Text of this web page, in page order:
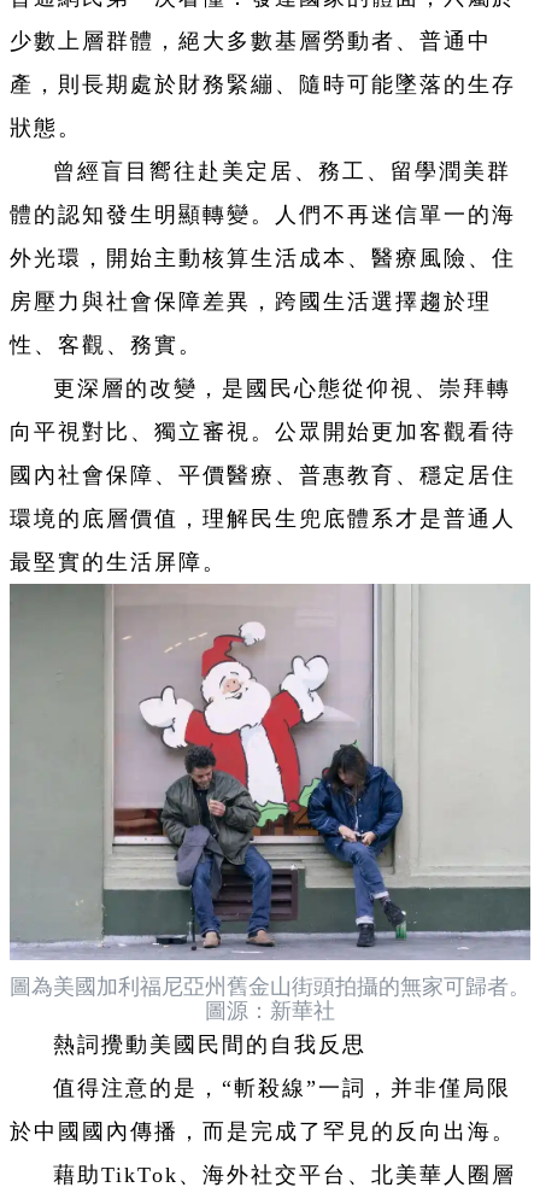
少數上層群體，絕大多數基層勞動者、普通中
產，則長期處於財務緊繃、隨時可能墜落的生存
狀態。
曾經盲目嚮往赴美定居、務工、留學潤美群
體的認知發生明顯轉變。人們不再迷信單一的海
外光環，開始主動核算生活成本、醫療風險、住
房壓力與社會保障差異，跨國生活選擇趨於理
性、客觀、務實。
更深層的改變，是國民心態從仰視、崇拜轉
向平視對比、獨立審視。公眾開始更加客觀看待
國內社會保障、平價醫療、普惠教育、穩定居住
環境的底層價值，理解民生兜底體系才是普通人
最堅實的生活屏障。
圖為美國加利福尼亞州舊金山街頭拍攝的無家可歸者。
圖源：新華社
熱詞攪動美國民間的自我反思
值得注意的是，“斬殺線”一詞，并非僅局限
於中國國內傳播，而是完成了罕見的反向出海。
藉助TikTok、海外社交平台、北美華人圈層